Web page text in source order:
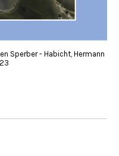
Sperber - Habicht, Hermann